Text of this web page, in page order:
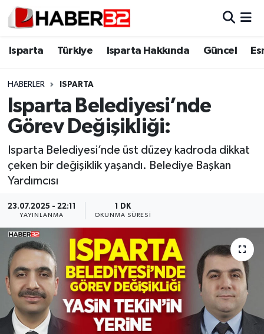
Isparta Türkiye Isparta Hakkında Güncel
HABERLER ISPARTA
Isparta Belediyesi’nde
Görev Değişikliği:
Isparta Belediyesi’nde üst düzey kadroda dikkat
çeken bir değişiklik yaşandı. Belediye Başkan
Yardımcısı
23.07.2025 - 22:11
YAYINLANMA
1 DK
OKUNMA SÜRESI
Isparta
Esnaf Diyor ki;
ASAYİŞ
BİLİM VE TEKNOLOJİ
GENEL
Güncel
HABERDE İNSAN
İlginç
Isparta Nöbetçi Eczaneler
Isparta Trafik Yoğunluk Haritası
Süper Lig Puan Durumu ve Fikstür
Tüm Manşetler
Haber Arşivi